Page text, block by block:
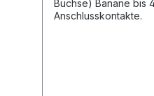
Buchse) Banane bis
Anschlusskontakte.